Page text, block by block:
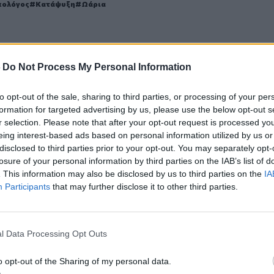
Do Not Process My Personal Information
opt-out of the sale, sharing to third parties, or processing of your
for targeted advertising by us, please use the below opt-out
selection. Please note that after your opt-out request is processed
interest-based ads based on personal information utilized by us
to third parties prior to your opt-out. You may separately
of your personal information by third parties on the IAB’s list of
This information may also be disclosed by us to third parties on the
Participants that may further disclose it to other third parties.
Data Processing Opt Outs
opt-out of the Sharing of my personal data.
Κατάψυξη Ωάρια
ΕΊΔΗΣΗ
το εγκεφαλικό
Παγκόσμια Εβδομάδα Μητρικού Θηλασμού: Τα οφέλη
ΥΓΕΙΑ 15:11
Παγκόσμια Εβδομάδα Μητρικού
Θηλασμού: Τα οφέλη για μητέρα
10 εργαζόμενους άνω των 50
τις νύχτες 7 στους 10 εργαζόμενους άνω των 50
Το συστατικό στη σαλάτα που ρίχνει τη χοληστερόλη
02:00
Το συστατικό στη σαλάτα που
Το συστατικό στη σαλάτα που